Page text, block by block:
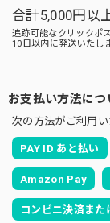
合計5,000円以
追跡可能なクリックポ
10日以内に発送いたし
お支払い方法につ
次の方法がご利用い
PAY ID あと払い
Amazon Pay
コンビニ決済ま